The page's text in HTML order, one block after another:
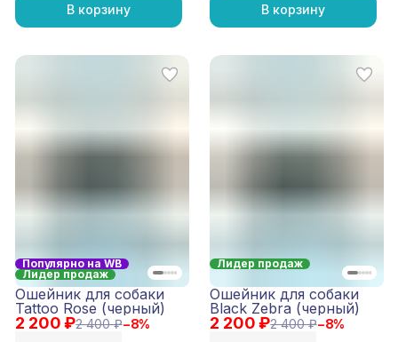
В корзину В корзину
Популярно на WB
Лидер продаж
2 200 ₽2 400 ₽−8%
Ошейник для собаки
Tattoo Rose (черный)
Лидер продаж
2 200 ₽2 400 ₽−8%
Ошейник для собаки
Black Zebra (черный)